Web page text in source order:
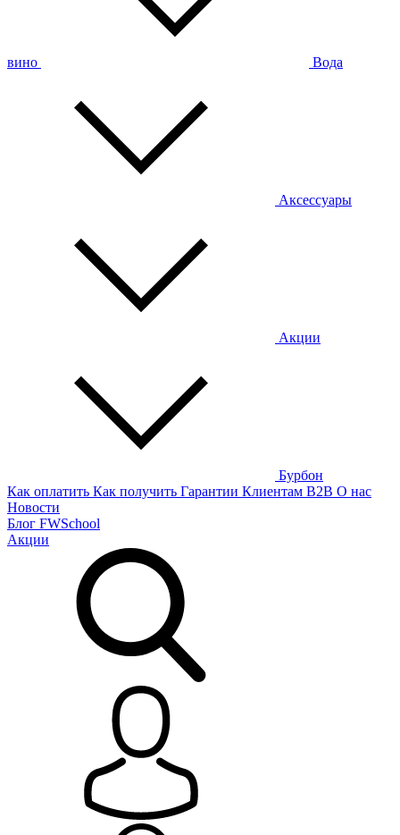
вино Вода
Аксессуары
Акции
Бурбон
Как оплатить Как получить Гарантии Клиентам B2B О нас
Новости
Блог FWSchool
Акции